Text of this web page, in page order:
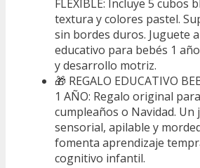
FLEXIBLE: Incluye 5 cubos
textura y colores pastel.
sin bordes duros. Juguete
educativo para bebés 1
y desarrollo motriz.
🎁 REGALO EDUCATIVO
1 AÑO: Regalo original
cumpleaños o Navidad. Un
sensorial, apilable y
fomenta aprendizaje
cognitivo infantil.